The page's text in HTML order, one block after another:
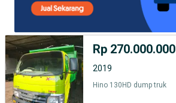
Rp 270.000.000
2019
Hino 130HD dump truk